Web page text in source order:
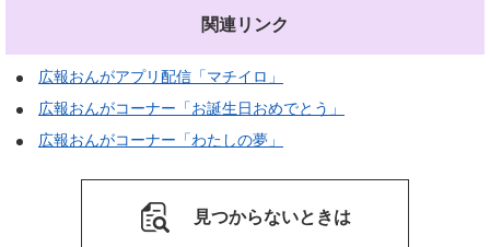
関連リンク
広報おんがアプリ配信「マチイロ」
広報おんがコーナー「お誕生日おめでとう」
広報おんがコーナー「わたしの夢」
見つからないときは